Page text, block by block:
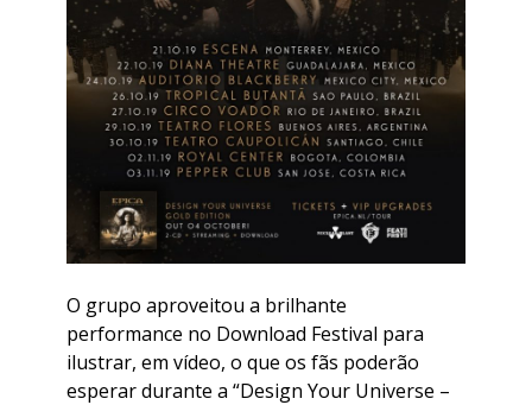
O grupo aproveitou a brilhante
performance no Download Festival para
ilustrar, em vídeo, o que os fãs poderão
esperar durante a “Design Your Universe –